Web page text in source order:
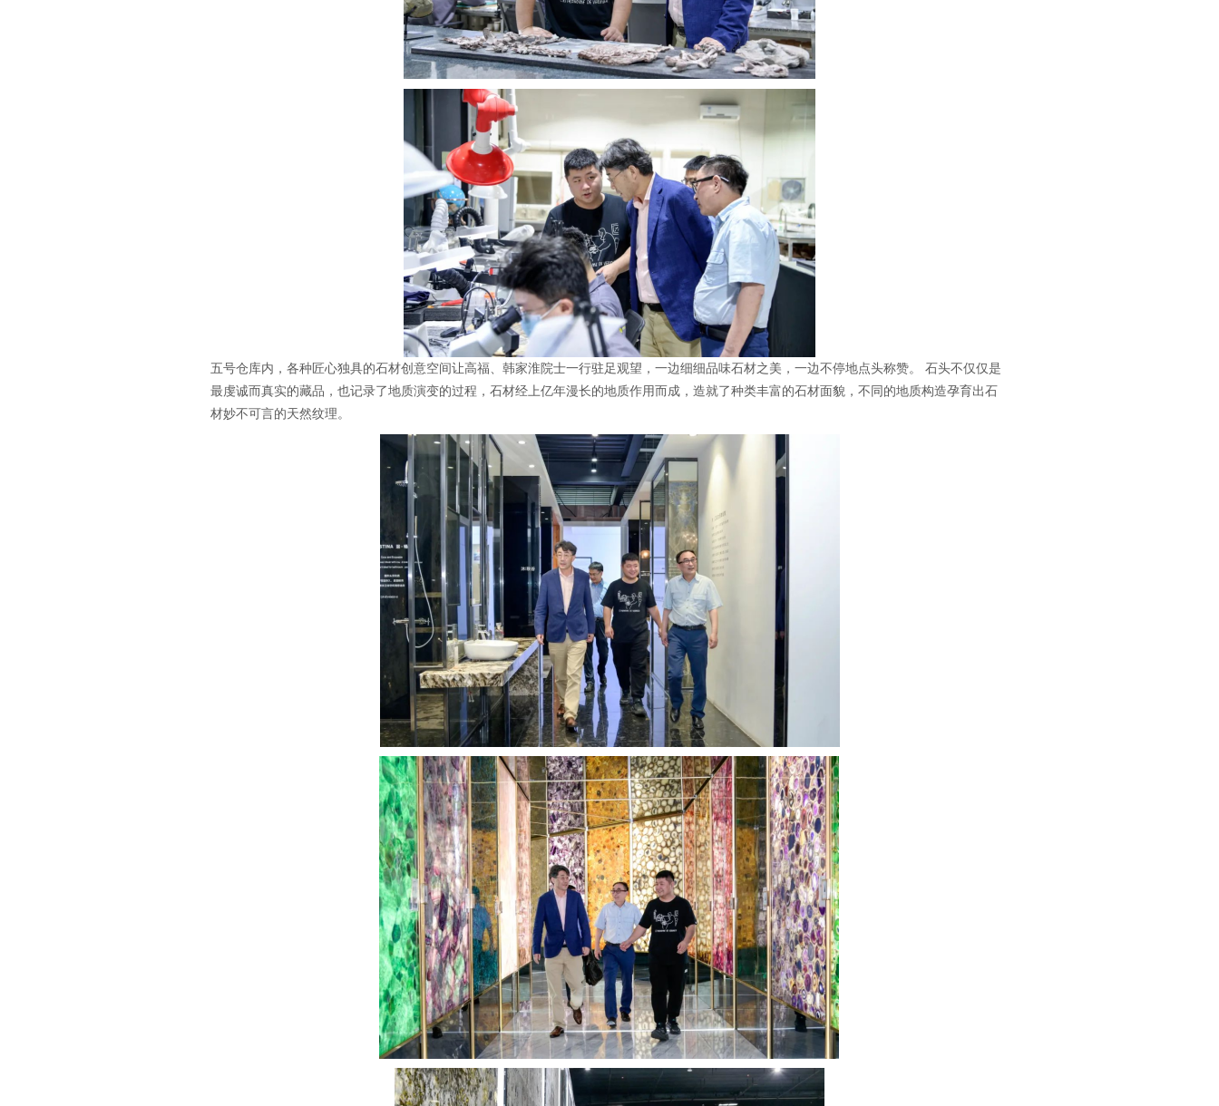
五号仓库内，各种匠心独具的石材创意空间让高福、韩家淮院士一行驻足观望，一边细细品味石材之美，一边不停地点头称赞。 石头不仅仅是
最虔诚而真实的藏品，也记录了地质演变的过程，石材经上亿年漫长的地质作用而成，造就了种类丰富的石材面貌，不同的地质构造孕育出石
材妙不可言的天然纹理。